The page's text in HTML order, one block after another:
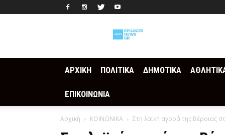
ΑΡΧΙΚΗ ΠΟΛΙΤΙΚΑ ΔΗΜΟΤΙΚΑ
ΕΠΙΚΟΙΝΩΝΙΑ
Αρχική ΚΟΙΝΩΝΙΚΑ Στη λαϊκή αγορά της Βέροιας